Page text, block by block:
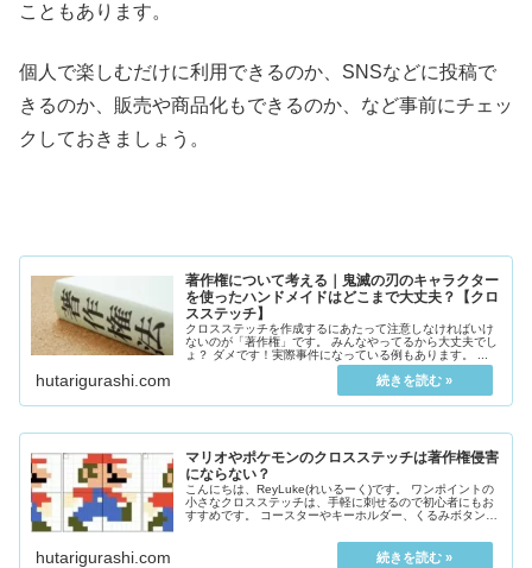
こともあります。
個人で楽しむだけに利用できるのか、SNSなどに投稿で
きるのか、販売や商品化もできるのか、など事前にチェッ
クしておきましょう。
著作権について考える｜鬼滅の刃のキャラクター
を使ったハンドメイドはどこまで大丈夫？【クロ
スステッチ】
クロスステッチを作成するにあたって注意しなければいけ
ないのが「著作権」です。 みんなやってるから大丈夫でし
ょ？ ダメです！実際事件になっている例もあります。 ...
hutarigurashi.com
マリオやポケモンのクロスステッチは著作権侵害
にならない？
こんにちは、ReyLuke(れいるーく)です。 ワンポイントの
小さなクロスステッチは、手軽に刺せるので初心者にもお
すすめです。 コースターやキーホルダー、くるみボタンに
hutarigurashi.com